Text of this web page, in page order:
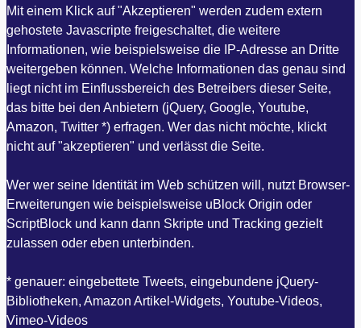
Mit einem Klick auf "Akzeptieren" werden zudem extern
gehostete Javascripte freigeschaltet, die weitere
Informationen, wie beispielsweise die IP-Adresse an Dritte
weitergeben können. Welche Informationen das genau sind
liegt nicht im Einflussbereich des Betreibers dieser Seite,
das bitte bei den Anbietern (jQuery, Google, Youtube,
Amazon, Twitter *) erfragen. Wer das nicht möchte, klickt
nicht auf "akzeptieren" und verlässt die Seite.
Wer wer seine Identität im Web schützen will, nutzt Browser-
Erweiterungen wie beispielsweise uBlock Origin oder
ScriptBlock und kann dann Skripte und Tracking gezielt
zulassen oder eben unterbinden.
* genauer: eingebettete Tweets, eingebundene jQuery-
Bibliotheken, Amazon Artikel-Widgets, Youtube-Videos,
Vimeo-Videos